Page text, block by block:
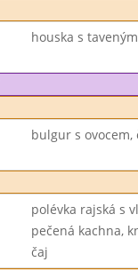
houska s
bulgur s ovocem,
polévka rajská s
pečená kachna,
čaj